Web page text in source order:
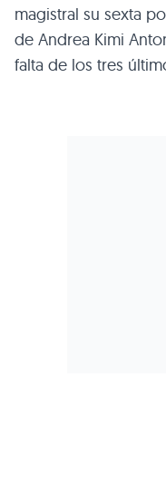
magistral su sexta
de Andrea Kimi
falta de los tres